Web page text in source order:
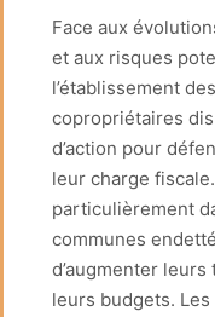
Face aux
et aux risques
l’établissement
copropriétaires
d’action pour
leur charge
particulièrement
communes
d’augmenter
leurs budgets.